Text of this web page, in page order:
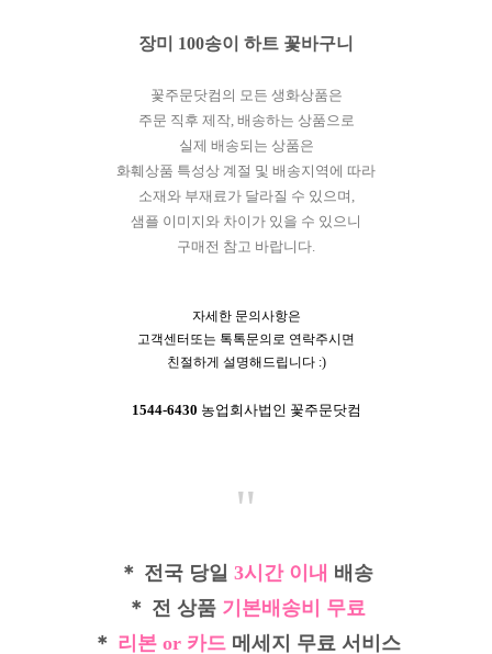
장미 100송이 하트 꽃바구니
꽃주문닷컴의 모든 생화상품은
주문 직후 제작, 배송하는 상품으로
실제 배송되는 상품은
화훼상품 특성상 계절 및 배송지역에 따라
소재와 부재료가 달라질 수 있으며,
샘플 이미지와 차이가 있을 수 있으니
구매전 참고 바랍니다.
자세한 문의사항은
고객센터또는 톡톡문의로 연락주시면
친절하게 설명해드립니다 :)
1544-6430 농업회사법인 꽃주문닷컴
"
＊ 전국 당일 3시간 이내 배송
＊ 전 상품 기본배송비 무료
＊ 리본 or 카드 메세지 무료 서비스